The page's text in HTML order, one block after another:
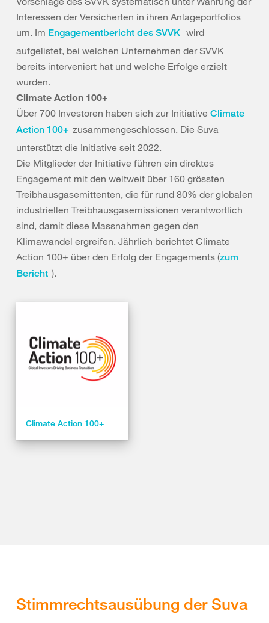
Interessen der Versicherten in ihren Anlageportfolios
um. Im Engagementbericht des SVVK wird
aufgelistet, bei welchen Unternehmen der SVVK
bereits interveniert hat und welche Erfolge erzielt
wurden.
Climate Action 100+
Über 700 Investoren haben sich zur Initiative Climate
Action 100+ zusammengeschlossen. Die Suva
unterstützt die Initiative seit 2022.
Die Mitglieder der Initiative führen ein direktes
Engagement mit den weltweit über 160 grössten
Treibhausgasemittenten, die für rund 80% der globalen
industriellen Treibhausgasemissionen verantwortlich
sind, damit diese Massnahmen gegen den
Klimawandel ergreifen. Jährlich berichtet Climate
Action 100+ über den Erfolg der Engagements (zum
Bericht ).
Climate Action 100+
Stimmrechtsausübung der Suva